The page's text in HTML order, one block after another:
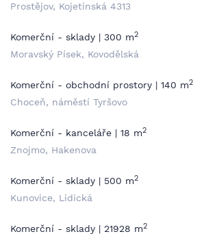
Prostějov, Kojetínská 4313
Komerční - sklady | 300 m2
Moravský Písek, Kovodělská
Komerční - obchodní prostory | 140 m2
Choceň, náměstí Tyršovo
Komerční - kanceláře | 18 m2
Znojmo, Hakenova
Komerční - sklady | 500 m2
Kunovice, Lidická
Komerční - sklady | 21928 m2